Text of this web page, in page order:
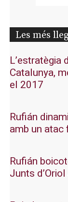
Les més
Catalunya,
el 2017
Rufián
amb un
Rufián
Junts